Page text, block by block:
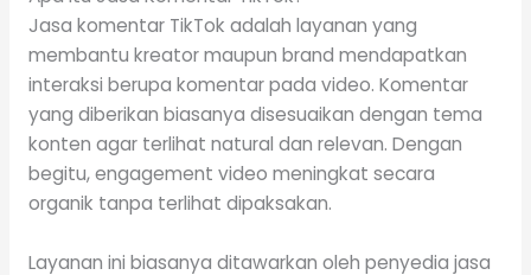
Jasa komentar TikTok adalah layanan yang
membantu kreator maupun brand mendapatkan
interaksi berupa komentar pada video. Komentar
yang diberikan biasanya disesuaikan dengan tema
konten agar terlihat natural dan relevan. Dengan
begitu, engagement video meningkat secara
organik tanpa terlihat dipaksakan.
Layanan ini biasanya ditawarkan oleh penyedia jasa